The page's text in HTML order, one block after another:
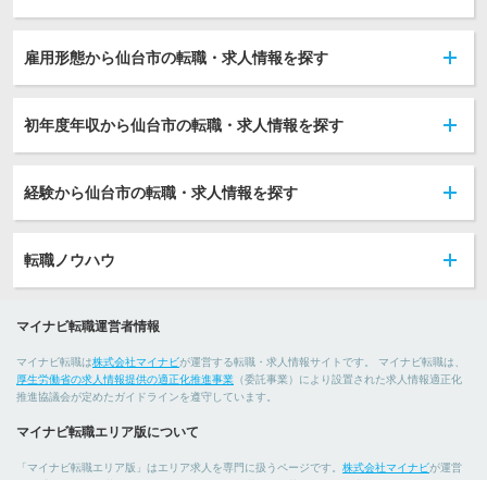
雇用形態から仙台市の転職・求人情報を探す
初年度年収から仙台市の転職・求人情報を探す
経験から仙台市の転職・求人情報を探す
転職ノウハウ
マイナビ転職運営者情報
マイナビ転職は株式会社マイナビが運営する転職・求人情報サイトです。 マイナビ転職は、
厚生労働省の求人情報提供の適正化推進事業 （委託事業）により設置された求人情報適正化
推進協議会が定めたガイドラインを遵守しています。
マイナビ転職エリア版について
「マイナビ転職エリア版」はエリア求人を専門に扱うページです。 株式会社マイナビが運営